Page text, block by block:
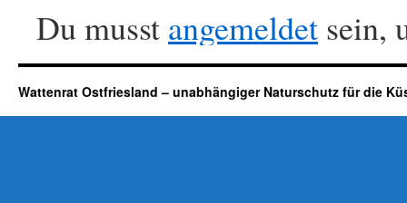
Du musst angemeldet sein,
Wattenrat Ostfriesland – unabhängiger Naturschutz für die